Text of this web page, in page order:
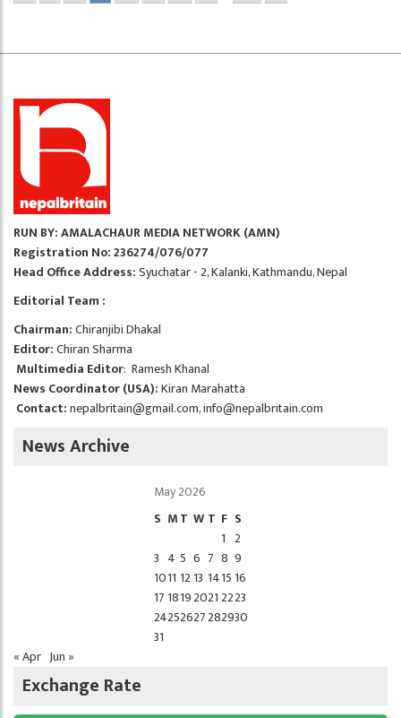
RUN BY: AMALACHAUR MEDIA NETWORK (AMN)
Registration No: 236274/076/077
Head Office Address:Syuchatar - 2, Kalanki, Kathmandu, Nepal
Editorial Team :
Chairman:Chiranjibi Dhakal
Editor:Chiran Sharma
Multimedia Editor: Ramesh Khanal
News Coordinator (USA):Kiran Marahatta
Contact:nepalbritain@gmail.com,info@nepalbritain.com
News Archive
May 2026
S MT W T F S
1 2
3 4 5 6 7 8 9
1011 12 13 1415 16
17 181920212223
24252627282930
31
« Apr Jun »
Exchange Rate